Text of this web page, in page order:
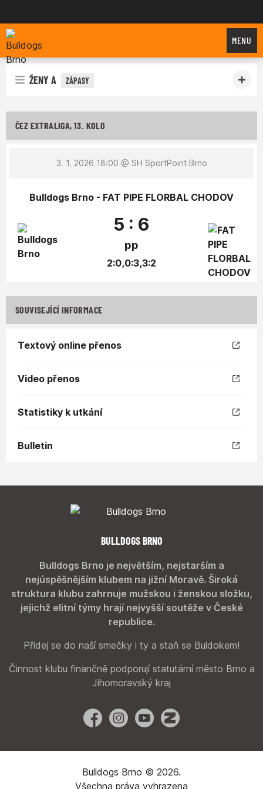
Bulldogs Brno
MENU
ŽENY A ZÁPASY
ČEZ EXTRALIGA, 13. KOLO
3. 1. 2026 18:00 @ SH SportPoint Brno
Bulldogs Brno - FAT PIPE FLORBAL CHODOV
5 : 6
pp
2:0,0:3,3:2
SOUVISEJÍCÍ INFORMACE
Textový online přenos
Video přenos
Statistiky k utkání
Bulletin
BULLDOGS BRNO
Bulldogs Brno je největším, nejstarším a
nejúspěšnějším klubem na jižní Moravě. Široká
struktura klubu zahrnuje mužskou i ženskou složku,
jejichž elitní týmy hrají nejvyšší soutěže v České
republice.
Přidej se do naší smečky i ty a staň se Buldokem!
Činnost klubu finančně podporují statutární město Brno a
Jihomoravský kraj
FacebookInstagramYouTubeZonerama
Bulldogs Brno © 2026.
Všechna práva vyhrazena